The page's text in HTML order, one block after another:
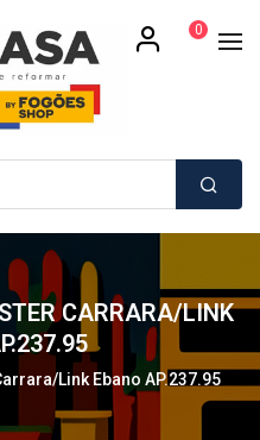
0
CARRARA/LINK
Link Ebano AP.237.95